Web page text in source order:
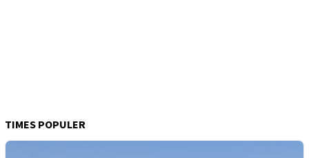
TIMES POPULER